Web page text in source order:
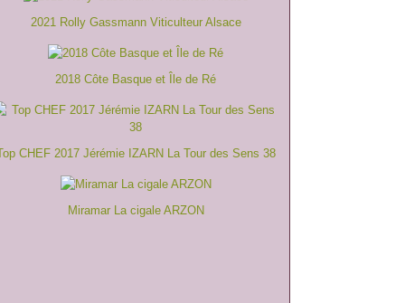
2021 Rolly Gassmann Viticulteur Alsace
2018 Côte Basque et Île de Ré
CHEF 2017 Jérémie IZARN La Tour des Sens 38
Miramar La cigale ARZON